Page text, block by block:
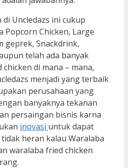
Uncledazs ini cukup
Popcorn Chicken, Large
geprek, Snackdrink,
telah ada banyak
di mana – mana,
menjadi yang terbaik
perusahaan yang
banyaknya tekanan
persaingan bisnis karna
inovasi untuk dapat
heran kalau Waralaba
waralaba fried chicken